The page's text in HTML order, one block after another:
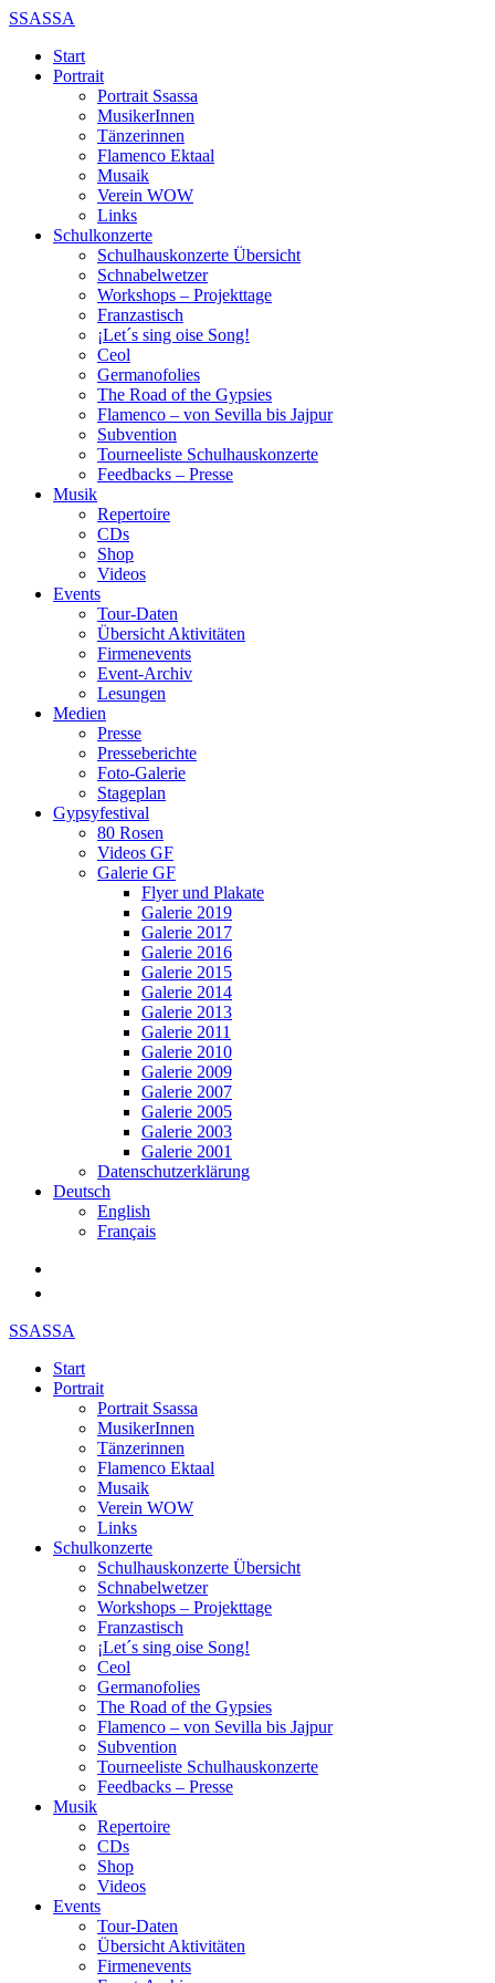
SSASSA
Start
Portrait
Portrait Ssassa
MusikerInnen
Tänzerinnen
Flamenco Ektaal
Musaik
Verein WOW
Links
Schulkonzerte
Schulhauskonzerte Übersicht
Schnabelwetzer
Workshops – Projekttage
Franzastisch
¡Let´s sing oise Song!
Ceol
Germanofolies
The Road of the Gypsies
Flamenco – von Sevilla bis Jajpur
Subvention
Tourneeliste Schulhauskonzerte
Feedbacks – Presse
Musik
Repertoire
CDs
Shop
Videos
Events
Tour-Daten
Übersicht Aktivitäten
Firmenevents
Event-Archiv
Lesungen
Medien
Presse
Presseberichte
Foto-Galerie
Stageplan
Gypsyfestival
80 Rosen
Videos GF
Galerie GF
Flyer und Plakate
Galerie 2019
Galerie 2017
Galerie 2016
Galerie 2015
Galerie 2014
Galerie 2013
Galerie 2011
Galerie 2010
Galerie 2009
Galerie 2007
Galerie 2005
Galerie 2003
Galerie 2001
Datenschutzerklärung
Deutsch
English
Français
SSASSA
Start
Portrait
Portrait Ssassa
MusikerInnen
Tänzerinnen
Flamenco Ektaal
Musaik
Verein WOW
Links
Schulkonzerte
Schulhauskonzerte Übersicht
Schnabelwetzer
Workshops – Projekttage
Franzastisch
¡Let´s sing oise Song!
Ceol
Germanofolies
The Road of the Gypsies
Flamenco – von Sevilla bis Jajpur
Subvention
Tourneeliste Schulhauskonzerte
Feedbacks – Presse
Musik
Repertoire
CDs
Shop
Videos
Events
Tour-Daten
Übersicht Aktivitäten
Firmenevents